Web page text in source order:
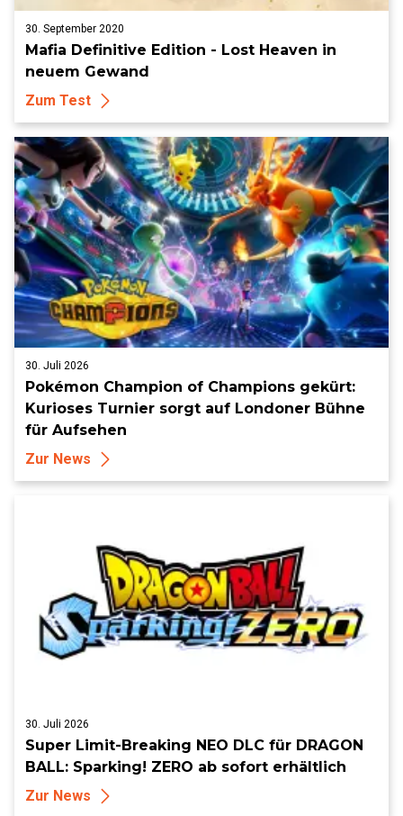
30. September 2020
Mafia Definitive Edition - Lost Heaven in
neuem Gewand
Zum Test
30. Juli 2026
Pokémon Champion of Champions gekürt:
Kurioses Turnier sorgt auf Londoner Bühne
für Aufsehen
Zur News
30. Juli 2026
Super Limit-Breaking NEO DLC für DRAGON
BALL: Sparking! ZERO ab sofort erhältlich
Zur News